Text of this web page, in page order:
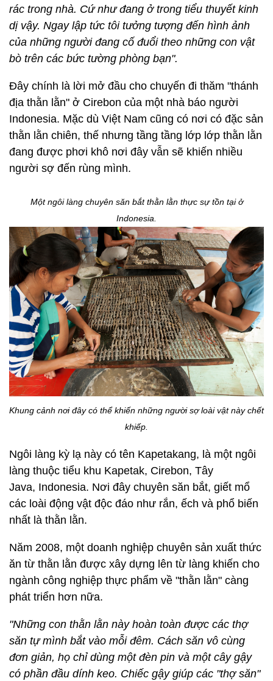
rác trong nhà. Cứ như đang ở trong tiểu thuyết kinh
dị vậy. Ngay lập tức tôi tưởng tượng đến hình ảnh
của những người đang cố đuổi theo những con vật
bò trên các bức tường phòng bạn".
Đây chính là lời mở đầu cho chuyến đi thăm "thánh
địa thằn lằn" ở Cirebon của một nhà báo người
Indonesia. Mặc dù Việt Nam cũng có nơi có đặc sản
thằn lằn chiên, thế nhưng tầng tầng lớp lớp thằn lằn
đang được phơi khô nơi đây vẫn sẽ khiến nhiều
người sợ đến rùng mình.
Một ngôi làng chuyên săn bắt thằn lằn thực sự tồn tại ở
Indonesia.
Khung cảnh nơi đây có thể khiến những người sợ loài vật này chết
khiếp.
Ngôi làng kỳ lạ này có tên Kapetakang, là một ngôi
làng thuộc tiểu khu Kapetak, Cirebon, Tây
Java, Indonesia. Nơi đây chuyên săn bắt, giết mổ
các loài động vật độc đáo như rắn, ếch và phổ biến
nhất là thằn lằn.
Năm 2008, một doanh nghiệp chuyên sản xuất thức
ăn từ thằn lằn được xây dựng lên từ làng khiến cho
ngành công nghiệp thực phẩm về "thằn lằn" càng
phát triển hơn nữa.
"Những con thằn lằn này hoàn toàn được các thợ
săn tự mình bắt vào mỗi đêm. Cách săn vô cùng
đơn giản, họ chỉ dùng một đèn pin và một cây gậy
có phần đầu dính keo. Chiếc gậy giúp các "thợ săn"